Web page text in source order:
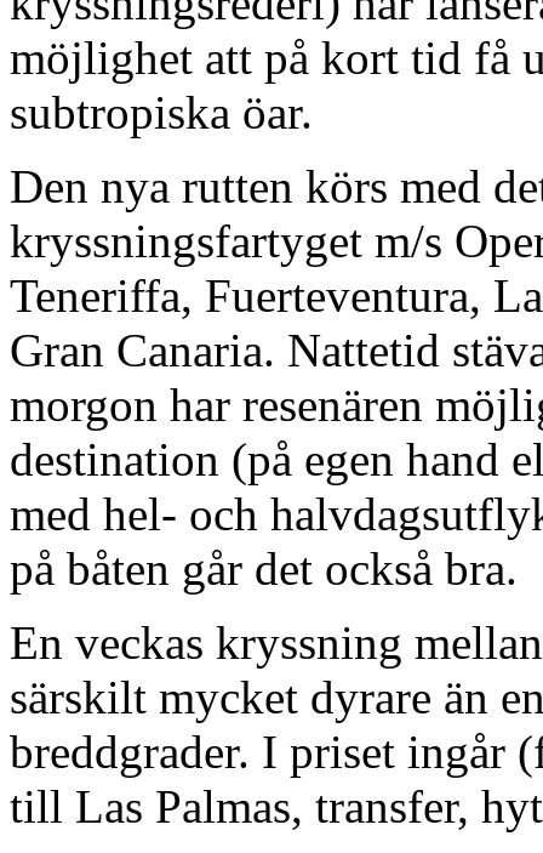
möjlighet att på kort tid få
subtropiska öar.
Den nya rutten körs med
kryssningsfartyget m/s
Teneriffa, Fuerteventura,
Gran Canaria. Nattetid
morgon har resenären
destination (på egen hand
med hel- och
på båten går det också bra.
En veckas kryssning
särskilt mycket dyrare än
breddgrader. I priset ingår
till Las Palmas, transfer,